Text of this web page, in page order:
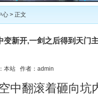
心 > 正文
变新开,一剑之后得到天门
本站 作者：admin
中翻滚着砸向坑